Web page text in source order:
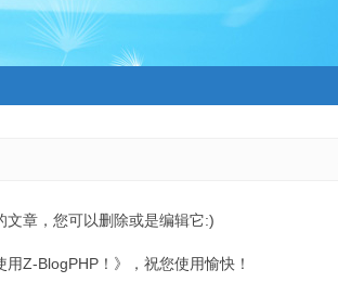
章，您可以删除或是编辑它:)
Z-BlogPHP！》，祝您使用愉快！